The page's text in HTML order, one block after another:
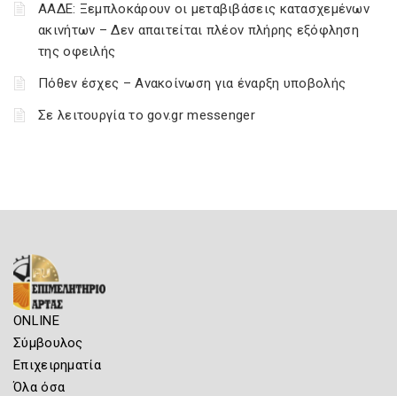
ΑΑΔΕ: Ξεμπλοκάρουν οι μεταβιβάσεις κατασχεμένων
ακινήτων – Δεν απαιτείται πλέον πλήρης εξόφληση
της οφειλής
Πόθεν έσχες – Ανακοίνωση για έναρξη υποβολής
Σε λειτουργία το gov.gr messenger
ONLINE
Σύμβουλος
Επιχειρηματία
Όλα όσα